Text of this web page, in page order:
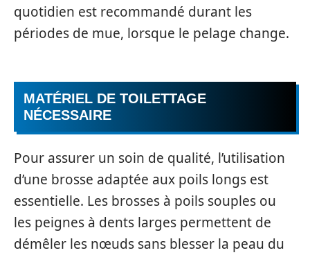
quotidien est recommandé durant les
périodes de mue, lorsque le pelage change.
MATÉRIEL DE TOILETTAGE
NÉCESSAIRE
Pour assurer un soin de qualité, l’utilisation
d’une brosse adaptée aux poils longs est
essentielle. Les brosses à poils souples ou
les peignes à dents larges permettent de
démêler les nœuds sans blesser la peau du